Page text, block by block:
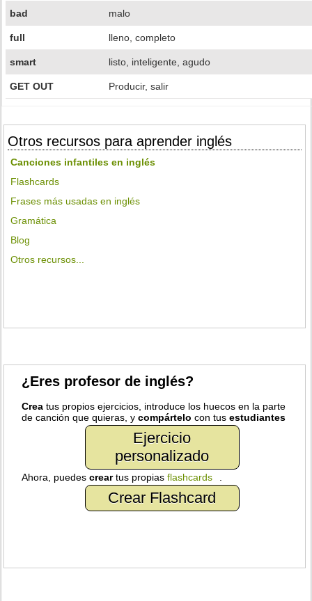
bad malo
full lleno, completo
smart listo, inteligente, agudo
GET OUT Producir, salir
Otros recursos para aprender inglés
Canciones infantiles en inglés
Flashcards
Frases más usadas en inglés
Gramática
Blog
Otros recursos...
¿Eres profesor de inglés?
Crea tus propios ejercicios, introduce los huecos en la parte
de canción que quieras, ycompártelo con tusestudiantes
Ejercicio
personalizado
Ahora, puedescreartus propiasflashcards
Crear Flashcard